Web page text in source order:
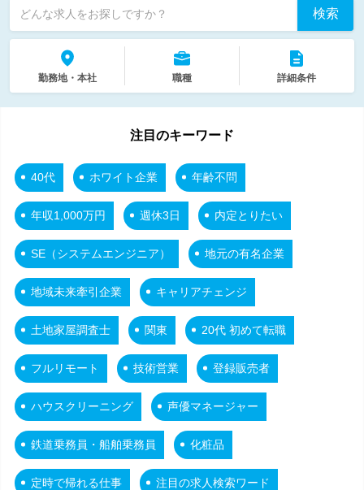
どんな求人をお探しですか？ 検索
勤務地・本社 職種 詳細条件
注目のキーワード
40代 ホワイト企業 年齢不問
年収1,000万円 週休3日 内定とりたい
SE（システムエンジニア） 地元の有名企業
地域未来牽引企業 キャリアチェンジ
土地家屋調査士 関東 20代 初めて転職
フルリモート 技術営業 登録販売者
ハウスクリーニング 声優マネージャー
鉄道乗務員・船舶乗務員 化粧品
定時で帰れる仕事 注目の求人検索ワード